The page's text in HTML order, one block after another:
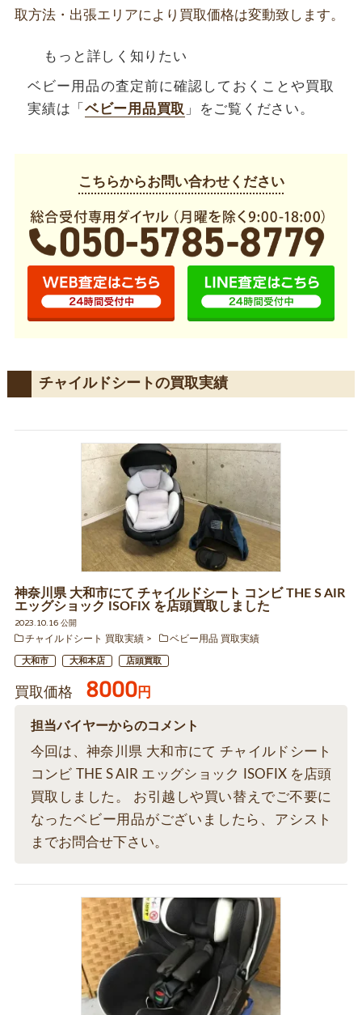
取方法・出張エリアにより買取価格は変動致します。
もっと詳しく知りたい
ベビー用品の査定前に確認しておくことや買取
実績は「 ベビー用品買取 」をご覧ください。
こちらからお問い合わせください
チャイルドシートの買取実績
神奈川県 大和市にて チャイルドシート コンビ THE S AIR
エッグショック ISOFIX を店頭買取しました
2023.10.16 公開
チャイルドシート 買取実績
ベビー用品 買取実績
大和市 大和本店 店頭買取
買取価格 8000円
担当バイヤーからのコメント
今回は、神奈川県 大和市にて チャイルドシート
コンビ THE S AIR エッグショック ISOFIX を店頭
買取しました。 お引越しや買い替えでご不要に
なったベビー用品がございましたら、アシスト
までお問合せ下さい。